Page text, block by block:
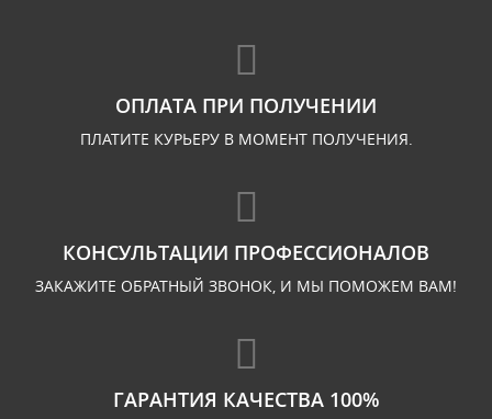
ОПЛАТА ПРИ ПОЛУЧЕНИИ
ПЛАТИТЕ КУРЬЕРУ В МОМЕНТ ПОЛУЧЕНИЯ.
КОНСУЛЬТАЦИИ ПРОФЕССИОНАЛОВ
ЗАКАЖИТЕ ОБРАТНЫЙ ЗВОНОК, И МЫ ПОМОЖЕМ ВАМ!
ГАРАНТИЯ КАЧЕСТВА 100%